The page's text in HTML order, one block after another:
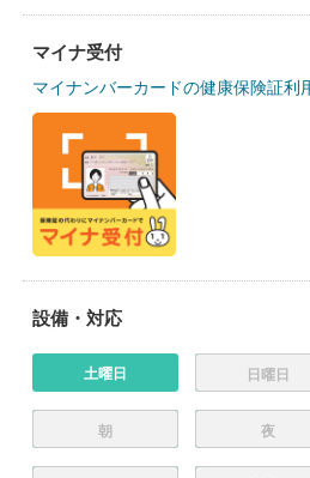
マイナ受付
マイナンバーカードの健康保険証利
設備・対応
土曜日 日曜日
朝 夜